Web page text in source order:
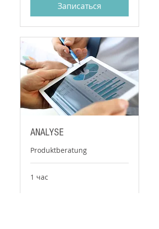
Записаться
ANALYSE
Produktberatung
1 час